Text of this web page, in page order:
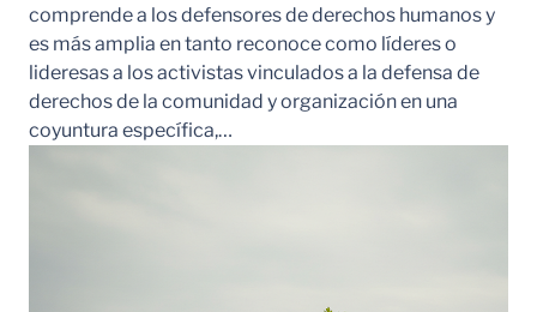
comprende a los defensores de derechos humanos y
es más amplia en tanto reconoce como líderes o
lideresas a los activistas vinculados a la defensa de
derechos de la comunidad y organización en una
coyuntura específica,…